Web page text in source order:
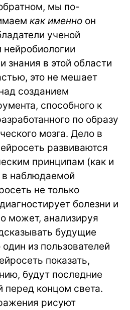
мы по-
как именно он
ученой
нейробиологии
знания в этой области
это не мешает
созданием
способного к
по образу
мозга. Дело в
развиваются
принципам (как и
в наблюдаемой
не только
болезни и
может, анализируя
будущие
из пользователей
показать,
будут последние
перед концом света.
рисуют